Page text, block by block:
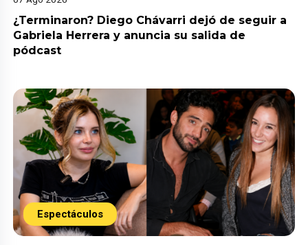
¿Terminaron? Diego Chávarri dejó de seguir a
Gabriela Herrera y anuncia su salida de
pódcast
Espectáculos